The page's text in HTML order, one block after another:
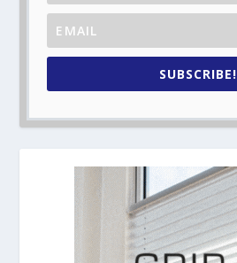
SUBSCRIBE!